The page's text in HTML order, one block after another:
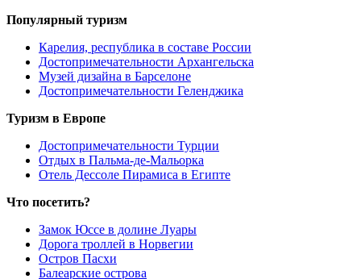
Популярный туризм
Карелия, республика в составе России
Достопримечательности Архангельска
Музей дизайна в Барселоне
Достопримечательности Геленджика
Туризм в Европе
Достопримечательности Турции
Отдых в Пальма-де-Мальорка
Отель Дессоле Пирамиса в Египте
Что посетить?
Замок Юссе в долине Луары
Дорога троллей в Норвегии
Остров Пасхи
Балеарские острова